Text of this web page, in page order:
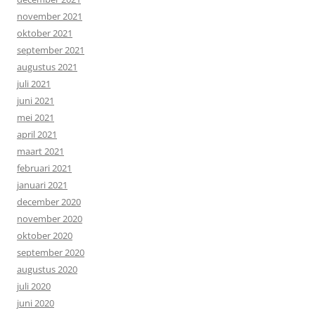
november 2021
oktober 2021
september 2021
augustus 2021
juli 2021
juni 2021
mei 2021
april 2021
maart 2021
februari 2021
januari 2021
december 2020
november 2020
oktober 2020
september 2020
augustus 2020
juli 2020
juni 2020